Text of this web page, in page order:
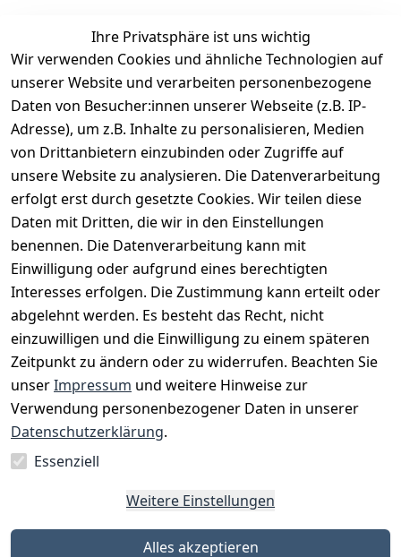
EU-Verantwortliche Person - klicken Sie für Details
Ihre Privatsphäre ist uns wichtig
Wir verwenden Cookies und ähnliche Technologien auf
unserer Website und verarbeiten personenbezogene
Daten von Besucher:innen unserer Webseite (z.B. IP-
Adresse), um z.B. Inhalte zu personalisieren, Medien
von Drittanbietern einzubinden oder Zugriffe auf
unsere Website zu analysieren. Die Datenverarbeitung
erfolgt erst durch gesetzte Cookies. Wir teilen diese
Daten mit Dritten, die wir in den Einstellungen
benennen. Die Datenverarbeitung kann mit
Einwilligung oder aufgrund eines berechtigten
Interesses erfolgen. Die Zustimmung kann erteilt oder
abgelehnt werden. Es besteht das Recht, nicht
einzuwilligen und die Einwilligung zu einem späteren
Zeitpunkt zu ändern oder zu widerrufen. Beachten Sie
unserImpressum und weitere Hinweise zur
Verwendung personenbezogener Daten in unserer
Datenschutzerklärung.
Essenziell
Weitere Einstellungen
Alles akzeptieren
Rechtliches
AGB
Impressum
Datenschutze
rklärung
Barrierefreihe
Services
Kontakt
Registrieren
Katalog
Zahlungsm
öglichkeite
n
Vorkasse
PayPal
Versanddie
nstleister
Post